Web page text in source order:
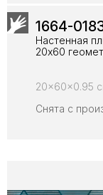
1664-
Настенная
20x60
20x60x0.95
Снята с